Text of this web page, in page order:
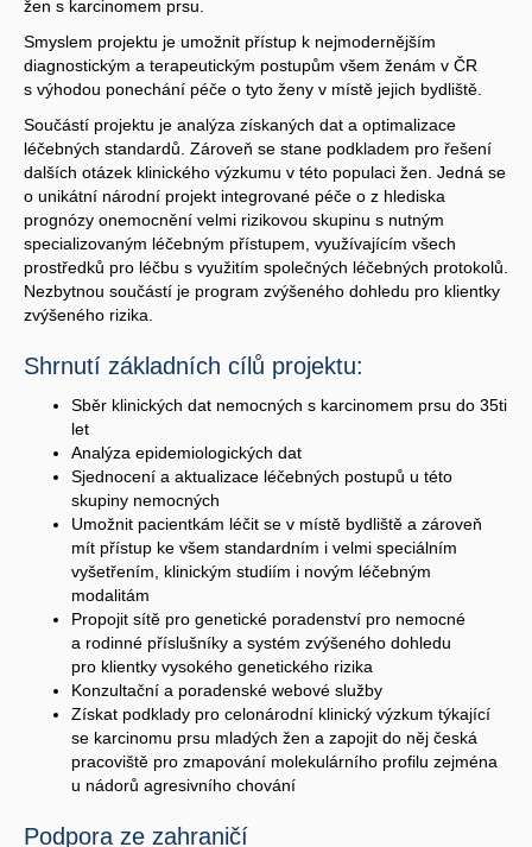
žen s karcinomem prsu.
Smyslem projektu je umožnit přístup k nejmodernějším
diagnostickým a terapeutickým postupům všem ženám v ČR
s výhodou ponechání péče o tyto ženy v místě jejich bydliště.
Součástí projektu je analýza získaných dat a optimalizace
léčebných standardů. Zároveň se stane podkladem pro řešení
dalších otázek klinického výzkumu v této populaci žen. Jedná se
o unikátní národní projekt integrované péče o z hlediska
prognózy onemocnění velmi rizikovou skupinu s nutným
specializovaným léčebným přístupem, využívajícím všech
prostředků pro léčbu s využitím společných léčebných protokolů.
Nezbytnou součástí je program zvýšeného dohledu pro klientky
zvýšeného rizika.
Shrnutí základních cílů projektu:
Sběr klinických dat nemocných s karcinomem prsu do 35ti
let
Analýza epidemiologických dat
Sjednocení a aktualizace léčebných postupů u této
skupiny nemocných
Umožnit pacientkám léčit se v místě bydliště a zároveň
mít přístup ke všem standardním i velmi speciálním
vyšetřením, klinickým studiím i novým léčebným
modalitám
Propojit sítě pro genetické poradenství pro nemocné
a rodinné příslušníky a systém zvýšeného dohledu
pro klientky vysokého genetického rizika
Konzultační a poradenské webové služby
Získat podklady pro celonárodní klinický výzkum týkající
se karcinomu prsu mladých žen a zapojit do něj česká
pracoviště pro zmapování molekulárního profilu zejména
u nádorů agresivního chování
Podpora ze zahraničí